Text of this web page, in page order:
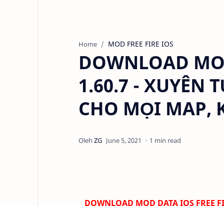
Home MOD FREE FIRE IOS
DOWNLOAD
1.60.7 - XUYÊN
CHO MỌI MAP,
1 min read
DOWNLOAD MOD DATA IOS FREE